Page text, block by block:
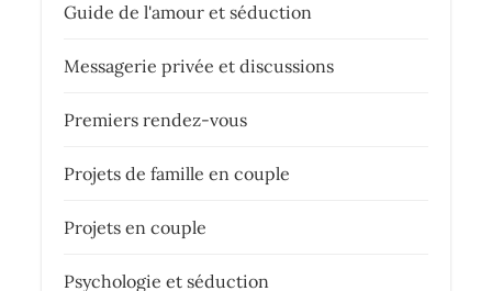
Guide de l'amour et séduction
Messagerie privée et discussions
Premiers rendez-vous
Projets de famille en couple
Projets en couple
Psychologie et séduction